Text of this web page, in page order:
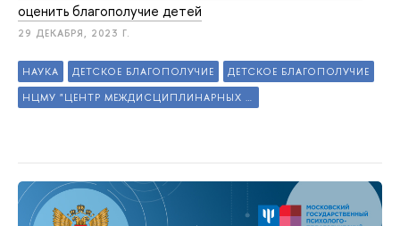
оценить благополучие детей
29 ДЕКАБРЯ, 2023 Г.
НАУКА ДЕТСКОЕ БЛАГОПОЛУЧИЕ ДЕТСКОЕ БЛАГОПОЛУЧИЕ